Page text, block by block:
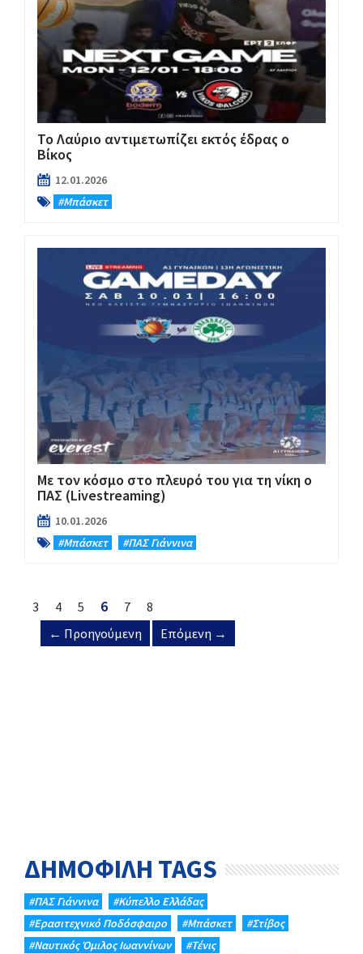
Το Λαύριο αντιμετωπίζει εκτός έδρας ο
Βίκος
12.01.2026
#Μπάσκετ
Με τον κόσμο στο πλευρό του για τη νίκη ο
ΠΑΣ (Livestreaming)
10.01.2026
#Μπάσκετ
#ΠΑΣ Γιάννινα
3 4 5 6 7
8
← Προηγούμενη
Επόμενη →
ΔΗΜΟΦΙΛΗ TAGS
#ΠΑΣ Γιάννινα
#Κύπελλο Ελλάδας
#Eρασιτεχνικό Ποδόσφαιρο
#Μπάσκετ
#Στίβος
#Ναυτικός Όμιλος Ιωαννίνων
#Τένις